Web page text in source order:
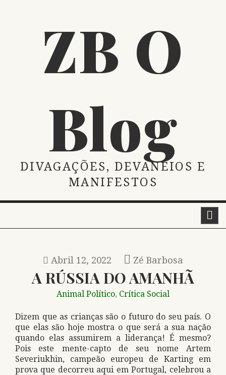
ZB O
Blog
DIVAGAÇÕES, DEVANEIOS E
MANIFESTOS
Abril 12, 2022 Zé Barbosa
A RÚSSIA DO AMANHÃ
Animal Político, Crítica Social
Dizem que as crianças são o futuro do seu país. O
que elas são hoje mostra o que será a sua nação
quando elas assumirem a liderança! É mesmo?
Pois este mente-capto de seu nome Artem
Severiukhin, campeão europeu de Karting em
prova que decorreu aqui em Portugal, celebrou a